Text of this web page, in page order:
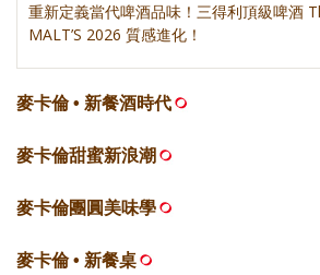
重新定義當代啤酒品味！三得利頂級啤酒
MALT’S 2026 質感進化！
麥卡倫 • 新餐酒時代
麥卡倫甜蜜新浪潮
麥卡倫團圓美味學
麥卡倫 • 新餐桌